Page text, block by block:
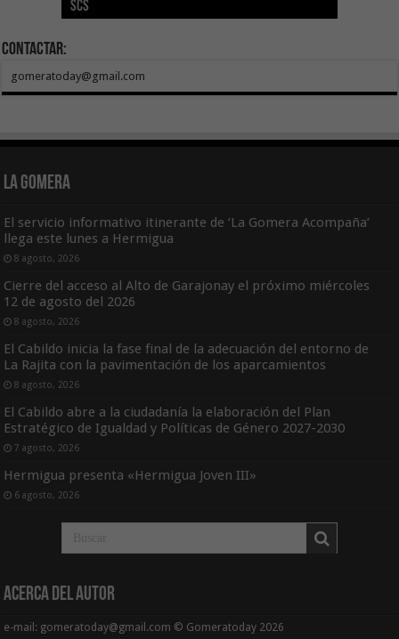
SCS
año consecutivo
tras aumentar las cuantías
Canarias
asequible de Tenerife
ecografía clínica
Contactar:
gomeratoday@gmail.com
La Gomera
El servicio informativo itinerante de ‘La Gomera Acompaña’
llega este lunes a Hermigua
8 agosto, 2026
Cierre del acceso al Alto de Garajonay el próximo miércoles
12 de agosto del 2026
8 agosto, 2026
El Cabildo inicia la fase final de la adecuación del entorno de
La Rajita con la pavimentación de los aparcamientos
8 agosto, 2026
El Cabildo abre a la ciudadanía la elaboración del Plan
Estratégico de Igualdad y Políticas de Género 2027-2030
7 agosto, 2026
Hermigua presenta «Hermigua Joven III»
6 agosto, 2026
Acerca del Autor
e-mail: gomeratoday@gmail.com © Gomeratoday 2026